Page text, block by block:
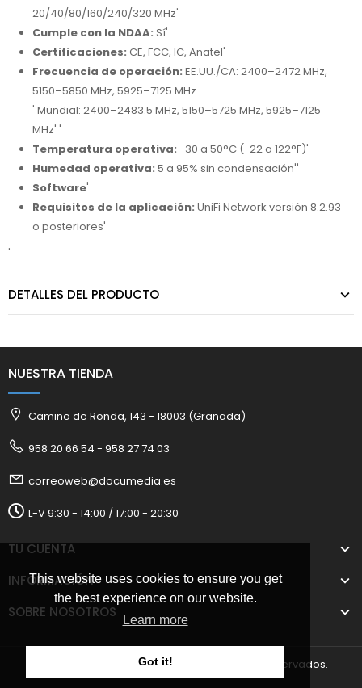
This website uses cookies to ensure you get
the best experience on our website.
Learn more
Got it!
20/40/80/160/240/320 MHz'
Cumple con la NDAA: Sí'
Certificaciones: CE, FCC, IC, Anatel'
Frecuencia de operación: EE.UU./CA: 2400–2472 MHz,
5150–5850 MHz, 5925–7125 MHz
' Mundial: 2400–2483.5 MHz, 5150–5725 MHz, 5925–7125
MHz' '
Temperatura operativa: -30 a 50°C (-22 a 122°F)'
Humedad operativa: 5 a 95% sin condensación''
Software'
Requisitos de la aplicación: UniFi Network versión 8.2.93
o posteriores'
'
DETALLES DEL PRODUCTO
NUESTRA TIENDA
Camino de Ronda, 143 - 18003 (Granada)
958 20 66 54 - 958 27 74 03
correoweb@documedia.es
L-V 9:30 - 14:00 / 17:00 - 20:30
TU CUENTA
INFORMACIÓN
SOBRE NOSOTROS
2025 © Documedia S.L. Todos los derechos reservados.